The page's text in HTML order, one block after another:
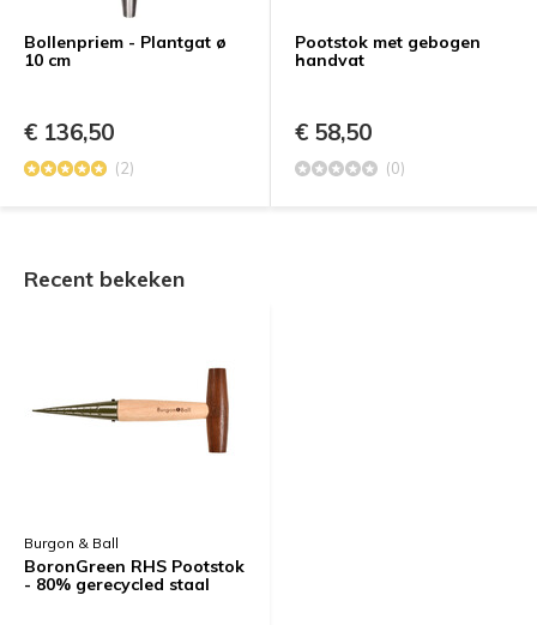
Bollenpriem - Plantgat ø
10 cm
€ 136,50
(2)
Pootstok met gebogen
handvat
€ 58,50
(0)
Recent bekeken
Burgon & Ball
BoronGreen RHS Pootstok
- 80% gerecycled staal